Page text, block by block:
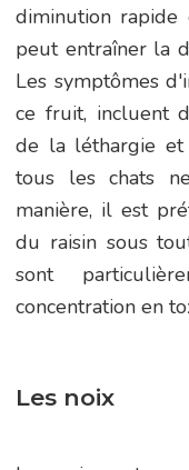
diminution
peut entraîner la
Les symptômes
ce fruit, incluent
de la léthargie
tous les chats
manière, il est
du raisin sous
sont
concentration en
Les noix